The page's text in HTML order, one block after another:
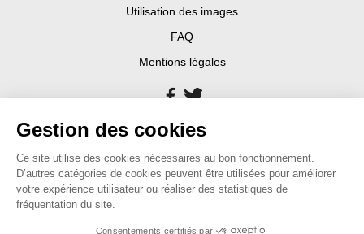
Utilisation des images
FAQ
Mentions légales
Gestion des cookies
Ce site utilise des cookies nécessaires au bon fonctionnement.
D’autres catégories de cookies peuvent être utilisées pour améliorer
votre expérience utilisateur ou réaliser des statistiques de
fréquentation du site.
Consentements certifiés par